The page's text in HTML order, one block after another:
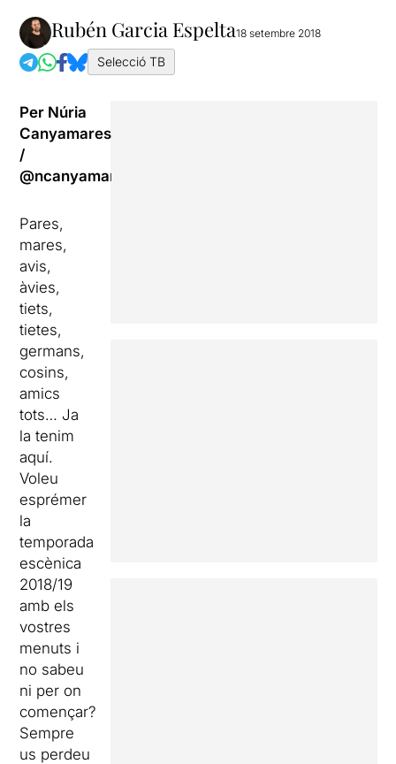
Rubén Garcia Espelta18 setembre 2018
Selecció TB
Per Núria
Canyamares
/
@ncanyamares
Pares,
mares,
avis,
àvies,
tiets,
tietes,
germans,
cosins,
amics
tots… Ja
la tenim
aquí.
Voleu
esprémer
la
temporada
escènica
2018/19
amb els
vostres
menuts i
no sabeu
ni per on
començar?
Sempre
us perdeu